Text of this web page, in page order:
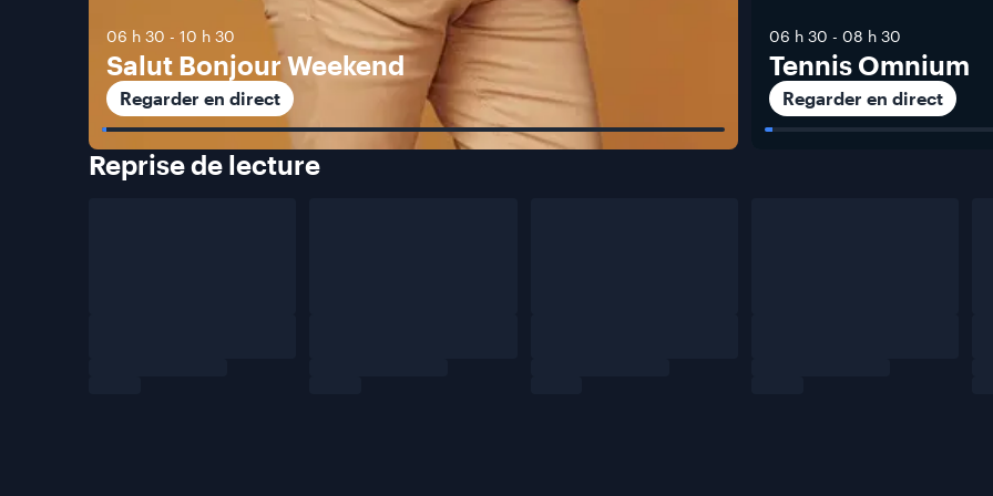
06 h 30 - 10 h 30
Salut Bonjour Weekend
Regarder en direct
06 h 30 - 08 h 30
Tennis Omnium
Regarder en direct
Reprise de lecture